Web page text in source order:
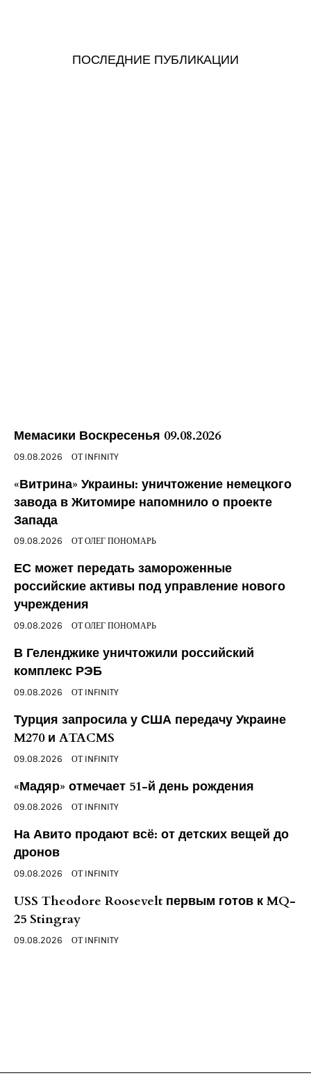
ПОСЛЕДНИЕ ПУБЛИКАЦИИ
Мемасики Воскресенья 09.08.2026
09.08.2026 ОТINFINITY
«Витрина» Украины: уничтожение немецкого
завода в Житомире напомнило о проекте
Запада
09.08.2026 ОТОЛЕГ ПОНОМАРЬ
ЕС может передать замороженные
российские активы под управление нового
учреждения
09.08.2026 ОТОЛЕГ ПОНОМАРЬ
В Геленджике уничтожили российский
комплекс РЭБ
09.08.2026 ОТINFINITY
Турция запросила у США передачу Украине
M270 и ATACMS
09.08.2026 ОТINFINITY
«Мадяр» отмечает 51-й день рождения
09.08.2026 ОТINFINITY
На Авито продают всё: от детских вещей до
дронов
09.08.2026 ОТINFINITY
USS Theodore Roosevelt первым готов к MQ-
25 Stingray
09.08.2026 ОТINFINITY